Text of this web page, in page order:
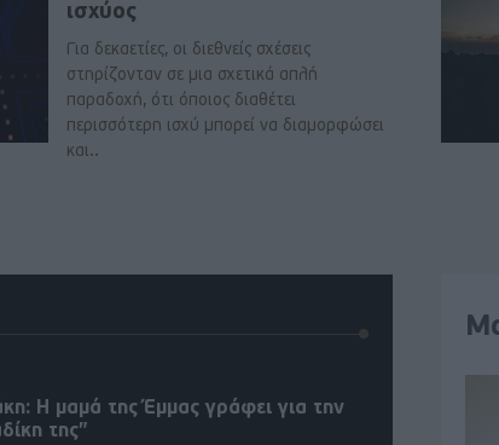
ισχύος
Για δεκαετίες, οι διεθνείς σχέσεις
στηρίζονταν σε μια σχετικά απλή
παραδοχή, ότι όποιος διαθέτει
περισσότερη ισχύ μπορεί να διαμορφώσει
και..
Η μαμά της Έμμας γράφει για την
της”